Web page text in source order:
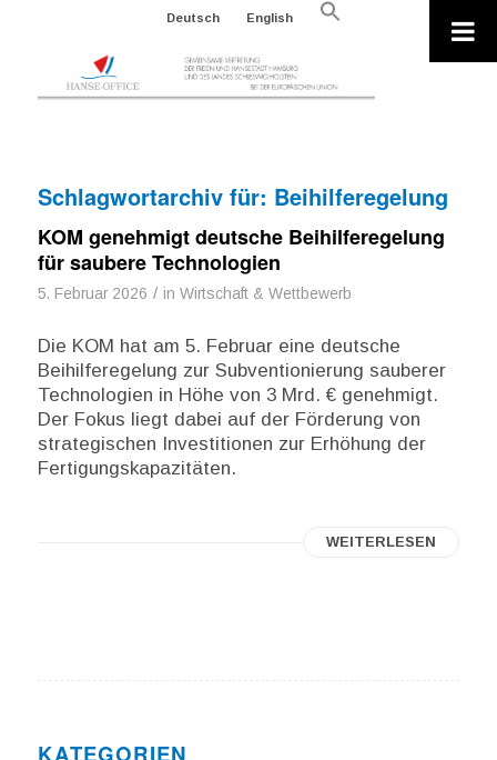
Deutsch English
Search
Schlagwortarchiv für: Beihilferegelung
KOM genehmigt deutsche Beihilferegelung
für saubere Technologien
5. Februar 2026 / in Wirtschaft & Wettbewerb
Die KOM hat am 5. Februar eine deutsche
Beihilferegelung zur Subventionierung sauberer
Technologien in Höhe von 3 Mrd. € genehmigt.
Der Fokus liegt dabei auf der Förderung von
strategischen Investitionen zur Erhöhung der
Fertigungskapazitäten.
WEITERLESEN